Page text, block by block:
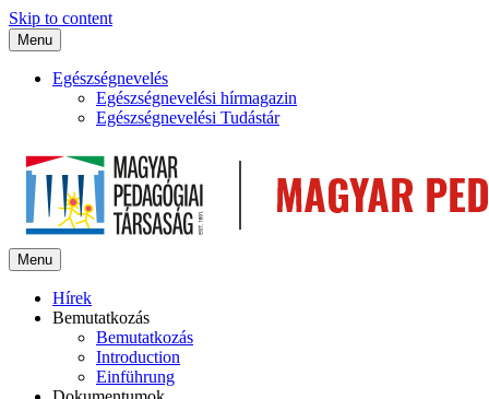
Skip to content
Menu
Egészségnevelés
Egészségnevelési hírmagazin
Egészségnevelési Tudástár
Menu
Hírek
Bemutatkozás
Bemutatkozás
Introduction
Einführung